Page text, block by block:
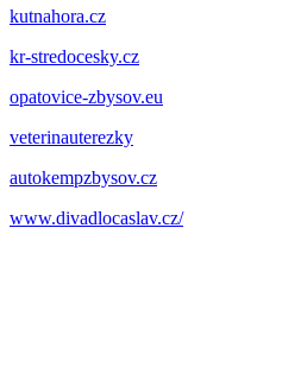
kutnahora.cz
kr-stredocesky.cz
opatovice-zbysov.eu
veterinauterezky
autokempzbysov.cz
www.divadlocaslav.cz/